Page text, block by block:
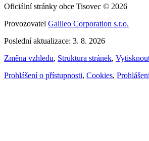
Oficiální stránky obce Tisovec © 2026
Provozovatel Galileo Corporation s.r.o.
Poslední aktualizace: 3. 8. 2026
Změna vzhledu, Struktura stránek,
Prohlášení o přístupnosti, Cookies,